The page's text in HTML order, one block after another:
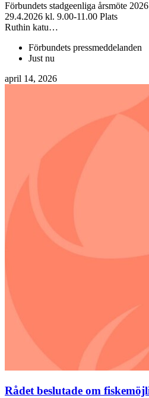
Förbundets stadgeenliga
29.4.2026 kl. 9.00-11.00 Plats
Ruthin katu…
Förbundets pressmeddelanden
Just nu
april 14, 2026
Rådet beslutade om